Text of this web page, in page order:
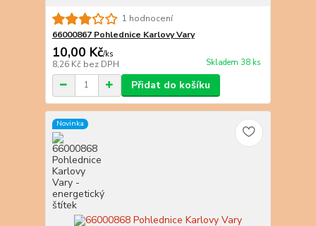
1 hodnocení
66000867 Pohlednice Karlovy Vary
10,00 Kč/ks
8,26 Kč bez DPH Skladem 38 ks
Přidat do košíku
Novinka